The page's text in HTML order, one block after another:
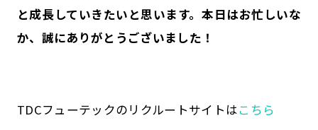
と成長していきたいと思います。本日はお忙しいな
か、誠にありがとうございました！
TDCフューテックのリクルートサイトはこちら